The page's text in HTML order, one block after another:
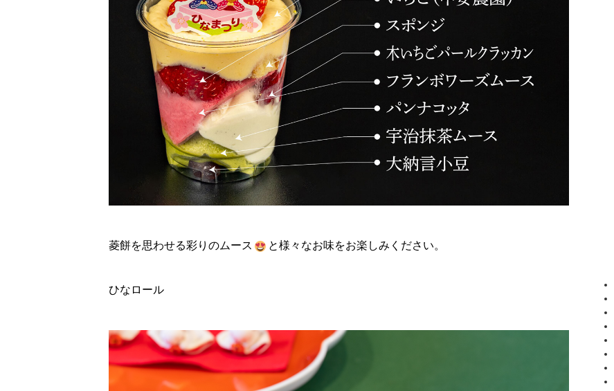
菱餅を思わせる彩りのムース と様々なお味をお楽しみください。
ひなロール